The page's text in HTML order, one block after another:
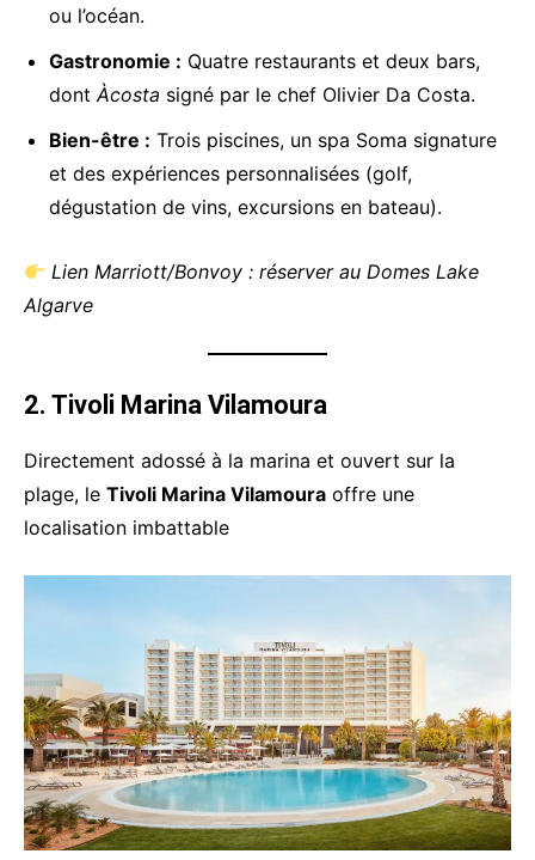
ou l’océan.
Gastronomie : Quatre restaurants et deux bars,
dontÀcosta signé par le chef Olivier Da Costa.
Bien-être : Trois piscines, un spa Soma signature
et des expériences personnalisées (golf,
dégustation de vins, excursions en bateau).
Lien Marriott/Bonvoy : réserver au Domes Lake
Algarve
2. Tivoli Marina Vilamoura
Directement adossé à la marina et ouvert sur la
plage, le Tivoli Marina Vilamoura offre une
localisation imbattable